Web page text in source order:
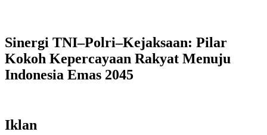
Sinergi TNI–Polri–Kejaksaan: Pilar
Kokoh Kepercayaan Rakyat Menuju
Indonesia Emas 2045
Iklan